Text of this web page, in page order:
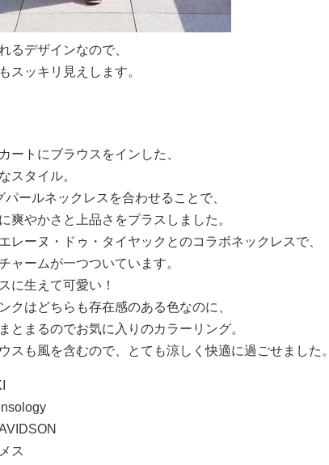
るデザインなので、
スッキリ見えします。
ートにブラウスをインした、
スタイル。
ールネックレスを合わせることで、
爽やかさと上品さをプラスしました。
レーヌ・ドゥ・タイヤックとのコラボネックレスで、
ャームが一つついています。
に生えて可愛い！
クはどちらも存在感のある色なのに、
とまるのでお気に入りのカラーリング。
スも風を含むので、とても涼しく快適に過ごせました。
ス